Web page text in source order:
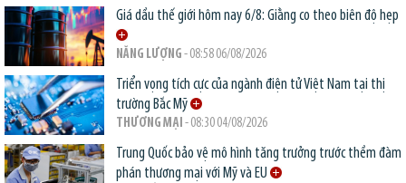
Giá dầu thế giới hôm nay 6/8: Giằng co theo biên độ hẹp
NĂNG LƯỢNG - 08:58 06/08/2026
Triển vọng tích cực của ngành điện tử Việt Nam tại thị
trường Bắc Mỹ
THƯƠNG MẠI - 08:30 04/08/2026
Trung Quốc bảo vệ mô hình tăng trưởng trước thềm đàm
phán thương mại với Mỹ và EU